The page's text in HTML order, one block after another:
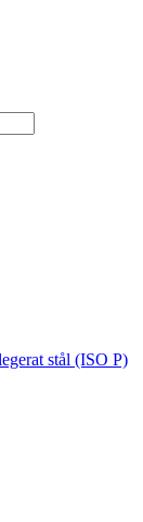
stål (ISO P)